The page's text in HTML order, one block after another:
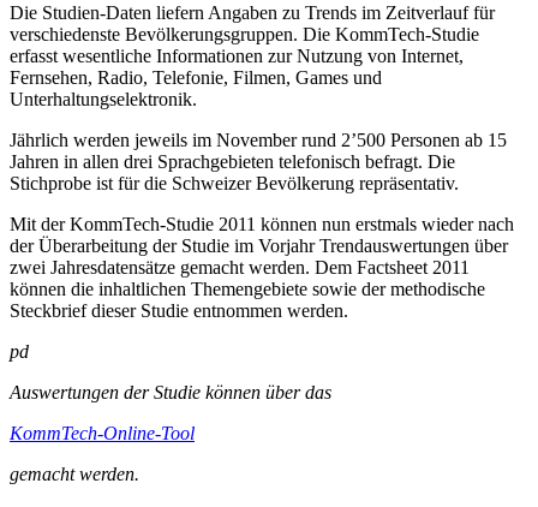
Die Studien-Daten liefern Angaben zu Trends im Zeitverlauf für
verschiedenste Bevölkerungsgruppen. Die KommTech-Studie
erfasst wesentliche Informationen zur Nutzung von Internet,
Fernsehen, Radio, Telefonie, Filmen, Games und
Unterhaltungselektronik.
Jährlich werden jeweils im November rund 2’500 Personen ab 15
Jahren in allen drei Sprachgebieten telefonisch befragt. Die
Stichprobe ist für die Schweizer Bevölkerung repräsentativ.
Mit der KommTech-Studie 2011 können nun erstmals wieder nach
der Überarbeitung der Studie im Vorjahr Trendauswertungen über
zwei Jahresdatensätze gemacht werden. Dem Factsheet 2011
können die inhaltlichen Themengebiete sowie der methodische
Steckbrief dieser Studie entnommen werden.
pd
Auswertungen der Studie können über das
KommTech-Online-Tool
gemacht werden.